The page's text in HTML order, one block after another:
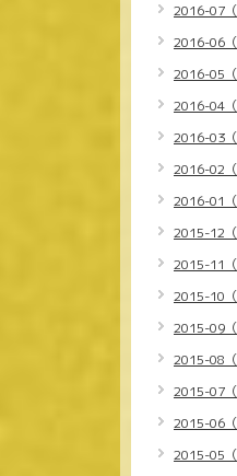
2016-07（
2016-06（
2016-05（
2016-04（
2016-03（
2016-02（
2016-01（
2015-12（
2015-11（
2015-10（
2015-09（
2015-08（
2015-07（
2015-06（
2015-05（